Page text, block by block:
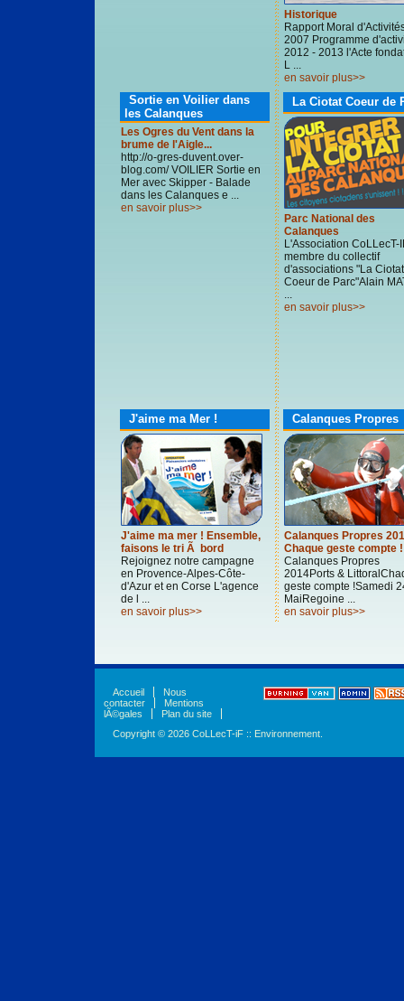
Historique
Rapport Moral
2007 Programme
2012 - 2013 l'Acte
L ...
en savoir plus>>
Sortie en Voilier dans
les Calanques
Les Ogres du Vent dans la
brume de l'Aigle...
http://o-gres-duvent.over-
blog.com/ VOILIER Sortie en
Mer avec Skipper - Balade
dans les Calanques e ...
en savoir plus>>
La Ciotat Coeur de
Parc National des
Calanques
L'Association CoLLecT-
membre du collectif
d'associations "La Ciotat
Coeur de Parc"Alain
...
en savoir plus>>
J'aime ma Mer !
J'aime ma mer ! Ensemble,
faisons le tri Ã bord
Rejoignez notre campagne
en Provence-Alpes-Côte-
d'Azur et en Corse L'agence
de l ...
en savoir plus>>
Calanques Propres
Calanques Propres
Chaque geste compte !
Calanques Propres
2014Ports &
geste compte !Samedi
MaiRegoine ...
en savoir plus>>
Accueil
Nous
contacter
Mentions
lÃ©gales
Plan du site
Copyright © 2026 CoLLecT-iF :: Environnement.